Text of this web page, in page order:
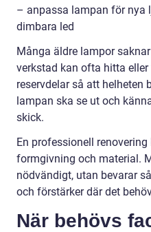
– anpassa lampan för nya
dimbara led
Många äldre lampor
verkstad kan ofta hitta
reservdelar så att helheten
lampan ska se ut och
skick.
En professionell
formgivning och material.
nödvändigt, utan bevarar
och förstärker där det
När behövs